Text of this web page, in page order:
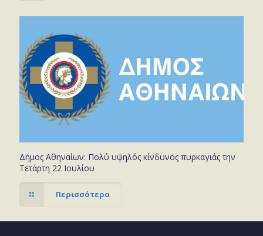
Δήμος Αθηναίων: Πολύ υψηλός κίνδυνος πυρκαγιάς την
Τετάρτη 22 Ιουλίου
Περισσότερα